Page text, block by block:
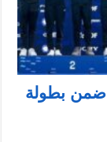
ضمن بطولة